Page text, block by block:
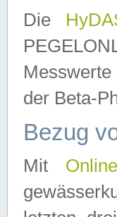
Die
der Beta-
Bezug
Mit